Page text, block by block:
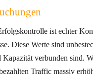
ist echter
Diese Werte sind
verbunden sind.
Traffic massiv